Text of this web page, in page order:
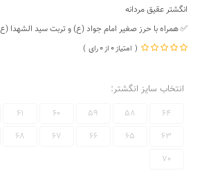
انگشتر عقیق مردانه
✅ همراه با حرز صغیر امام جواد (ع) و تربت سید الشهدا
0
0
انتخاب سایز انگشتر:
64
58
59
60
61
63
65
66
67
68
70